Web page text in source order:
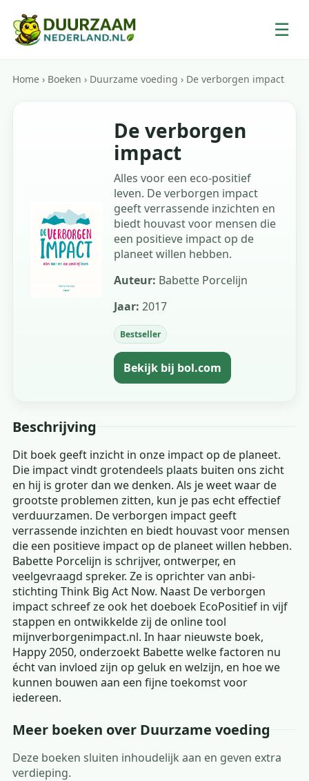
☰
Home › Boeken › Duurzame voeding › De verborgen impact
De verborgen
impact
Alles voor een eco-positief
leven. De verborgen impact
geeft verrassende inzichten en
biedt houvast voor mensen die
een positieve impact op de
planeet willen hebben.
Auteur: Babette Porcelijn
Jaar: 2017
Bestseller
Bekijk bij bol.com
Beschrijving
Dit boek geeft inzicht in onze impact op de planeet.
Die impact vindt grotendeels plaats buiten ons zicht
en hij is groter dan we denken. Als je weet waar de
grootste problemen zitten, kun je pas echt effectief
verduurzamen. De verborgen impact geeft
verrassende inzichten en biedt houvast voor mensen
die een positieve impact op de planeet willen hebben.
Babette Porcelijn is schrijver, ontwerper, en
veelgevraagd spreker. Ze is oprichter van anbi-
stichting Think Big Act Now. Naast De verborgen
impact schreef ze ook het doeboek EcoPositief in vijf
stappen en ontwikkelde zij de online tool
mijnverborgenimpact.nl. In haar nieuwste boek,
Happy 2050, onderzoekt Babette welke factoren nu
écht van invloed zijn op geluk en welzijn, en hoe we
kunnen bouwen aan een fijne toekomst voor
iedereen.
Meer boeken over Duurzame voeding
Deze boeken sluiten inhoudelijk aan en geven extra
verdieping.